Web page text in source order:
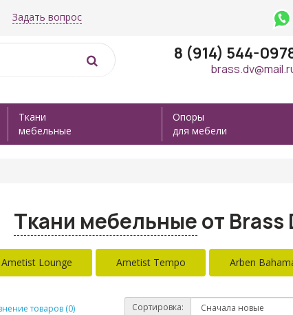
Задать вопрос
8 (914) 544-
Ткани
мебельные
Опоры
для мебели
Ткани мебельныеот Brass
Ametist Lounge Ametist Tempo Arben
товаров (0) Сортировка: